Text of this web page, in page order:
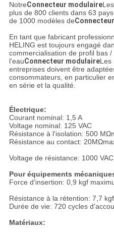
NotreConnecteur modulaire
plus de 800 clients dans 63
de 1000 modèles de
En tant que fabricant
HELING est toujours engagé
commercialisation de profil bas
l'eauConnecteur modulaireLes
entreprises doivent être
consommateurs, en particulier
en série et la qualité.
Électrique:
Courant nominal: 1,5 A
Voltage nominal: 125 VAC
Résistance à l'isolation: 500
Résistance au contact:
Voltage de résistance: 1000
Pour équipements
Force d'insertion: 0,9 kgf
Résistance à la rétention: 7,7
Durée de vie: 720 cycles
Matériaux: